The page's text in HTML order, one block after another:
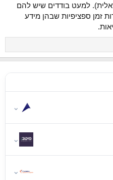
למעט בודדים שיש להם
זמן ספציפיות שבהן מידע
⌄
⌄
⌄